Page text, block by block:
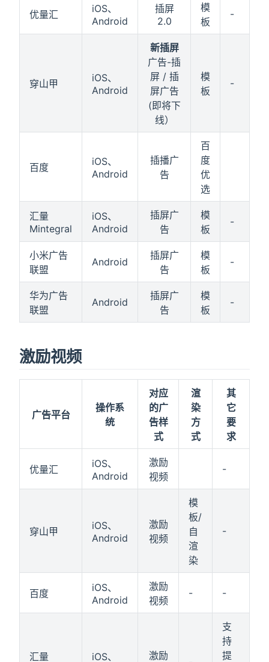
优量汇
iOS、
Android
插屏
2.0
模
板
-
穿山甲
iOS、
Android
新插屏
广告-插
屏 / 插
屏广告
(即将下
线）
模
板
-
百度
iOS、
Android
插播广
告
百
度
优
选
汇量
Mintegral
iOS、
Android
插屏广
告
模
板
-
小米广告
联盟
Android
插屏广
告
模
板
-
华为广告
联盟
Android
插屏广
告
模
板
-
激励视频
广告平台
操作系
统
对应
的广
告样
式
渲
染
方
式
其
它
要
求
优量汇
iOS、
Android
激励
视频
-
穿山甲
iOS、
Android
激励
视频
模
板/
自
渲
染
-
百度
iOS、
Android
激励
视频
- -
汇量
iOS、
激励
支
持
提